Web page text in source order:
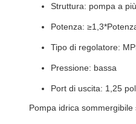
Struttura: pompa a
Potenza:
Tipo di regolatore:
Pressione: bassa
Port di uscita: 1,25
Pompa idrica